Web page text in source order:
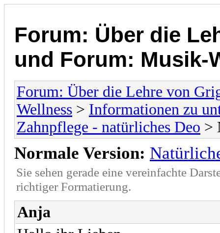
Forum: Über die
und Forum: Musik-
Forum: Über die Lehre von
Wellness > Informationen zu
Zahnpflege - natürliches Deo >
Normale Version:
Sie sehen gerade eine vereinfachte
richtiger Formatierung.
Anja